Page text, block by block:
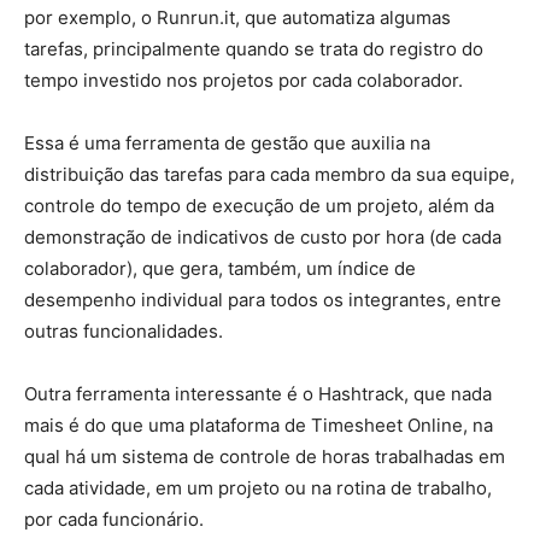
por exemplo, o Runrun.it, que automatiza algumas
tarefas, principalmente quando se trata do registro do
tempo investido nos projetos por cada colaborador.
Essa é uma ferramenta de gestão que auxilia na
distribuição das tarefas para cada membro da sua equipe,
controle do tempo de execução de um projeto, além da
demonstração de indicativos de custo por hora (de cada
colaborador), que gera, também, um índice de
desempenho individual para todos os integrantes, entre
outras funcionalidades.
Outra ferramenta interessante é o Hashtrack, que nada
mais é do que uma plataforma de Timesheet Online, na
qual há um sistema de controle de horas trabalhadas em
cada atividade, em um projeto ou na rotina de trabalho,
por cada funcionário.